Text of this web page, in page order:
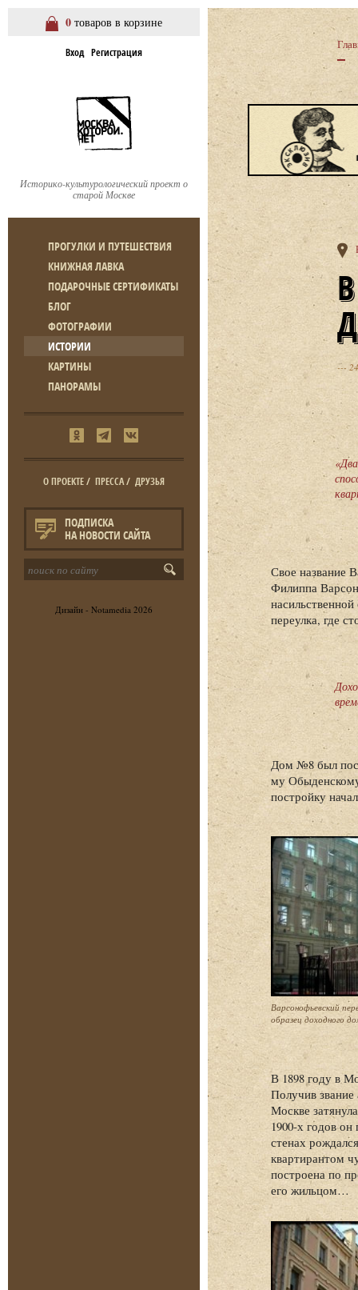
0 товаров в корзине
Вход Регистрация
Историко-культурологический проект о
старой Москве
ПРОГУЛКИ И ПУТЕШЕСТВИЯ
КНИЖНАЯ ЛАВКА
ПОДАРОЧНЫЕ СЕРТИФИКАТЫ
БЛОГ
ФОТОГРАФИИ
ИСТОРИИ
КАРТИНЫ
ПАНОРАМЫ
О ПРОЕКТЕ/ ПРЕССА/ ДРУЗЬЯ
ПОДПИСКА
НА НОВОСТИ САЙТА
Дизайн - Notamedia 2026
Свое название
Филиппа
переулка, где
Дом №8 был
му
постройку
Варсонофьевский
образец доходного
В 1898 году в
Получив
Москве
1900-х годов
стенах
квартирантом
построена по
его жильцом…